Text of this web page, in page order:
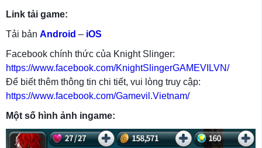
Link tải game:
Tải bản Android – iOS
Facebook chính thức của Knight Slinger:
https://www.facebook.com/KnightSlingerGAMEVILVN/
Để biết thêm thông tin chi tiết, vui lòng truy cập:
https://www.facebook.com/Gamevil.Vietnam/
Một số hình ảnh ingame: